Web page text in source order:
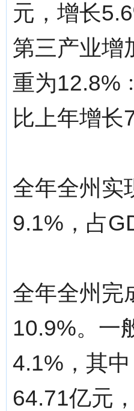
元，增长
第三产业增
重为
比上年增长
全年全州实
9.1%，占
全年全州完
10.9%。一
4.1%，其
64.71亿元